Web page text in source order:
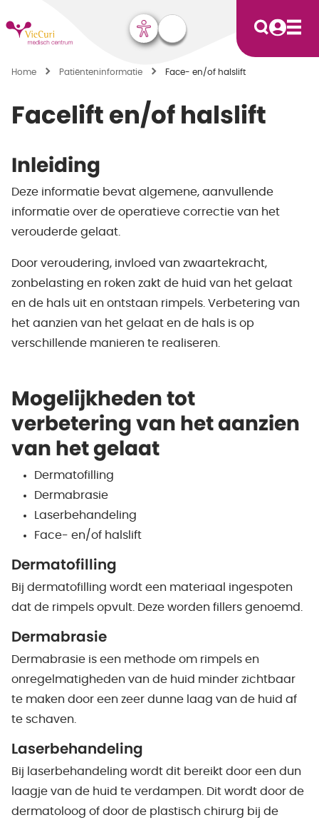
Home Patiënten­informatie Face- en/of halslift
Facelift en/of halslift
Inleiding
Deze informatie bevat algemene, aanvullende
informatie over de operatieve correctie van het
verouderde gelaat.
Door veroudering, invloed van zwaartekracht,
zonbelasting en roken zakt de huid van het gelaat
en de hals uit en ontstaan rimpels. Verbetering van
het aanzien van het gelaat en de hals is op
verschillende manieren te realiseren.
Mogelijkheden tot
verbetering van het aanzien
van het gelaat
Dermatofilling
Dermabrasie
Laserbehandeling
Face- en/of halslift
Dermatofilling
Bij dermatofilling wordt een materiaal ingespoten
dat de rimpels opvult. Deze worden fillers genoemd.
Dermabrasie
Dermabrasie is een methode om rimpels en
onregelmatigheden van de huid minder zichtbaar
te maken door een zeer dunne laag van de huid af
te schaven.
Laserbehandeling
Bij laserbehandeling wordt dit bereikt door een dun
laagje van de huid te verdampen. Dit wordt door de
dermatoloog of door de plastisch chirurg bij de